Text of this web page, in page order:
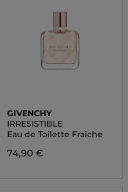
GIVENCHY
IRRESISTIBLE
Eau de Toilette Fraiche
74,90 €